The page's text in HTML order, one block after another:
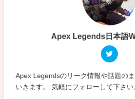
Apex Legends日本語
Apex Legendsのリーク情報や話題の
いきます。 気軽にフォローして下さい